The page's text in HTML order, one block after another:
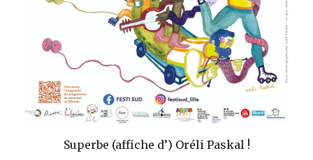
Superbe (affiche d’) Oréli Paskal !